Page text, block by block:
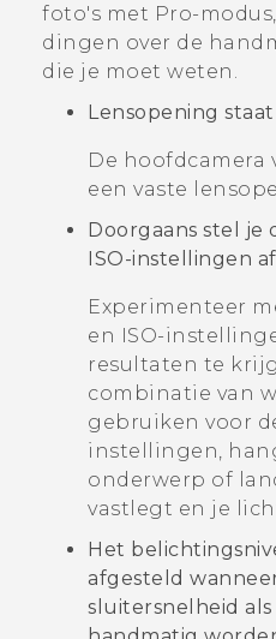
foto's met Pro-
dingen over de
die je moet weten.
Lensopening staat
De hoofdcamera
een vaste
Doorgaans stel je
ISO-instellingen
Experimenteer
en ISO-
resultaten te
combinatie van
gebruiken voor
instellingen,
onderwerp of
vastlegt en je
Het
afgesteld
sluitersnelheid